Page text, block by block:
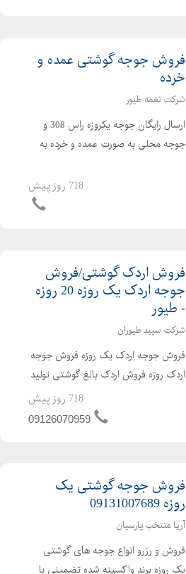
فروش جوجه گوشتی عمده و
خرده
شرکت نغمه طیور
ارسال رایگان جوجه یکروزه راس 308 و
جوجه محلی به صورت عمده و خرده به
کیفیت فروش مرغ بومی یک روزه به
صورت عمده و خرده بهترین قیمت جوجه
718 روز پیش
فروش اردک گوشتی/فروش
جوجه اردک یک روزه 20 روزه
- طیور
شرکت سپید طیوران
فروش جوجه اردک یک روزه فروش جوجه
اردک روزه فروش اردک بالغ گوشتی تولید
کننده ی جوجه اردک از یک روزه تا بالغ
فروش اردک گوشتی عمده ای و خرده ای
718 روز پیش
09126070959
فروش جوجه گوشتی یک
روزه 09131007689
آریا منتخب پارسیان
فروش و رزرو انواع جوجه های گوشتی
یک روزه برند واکسینه شده تضمینی با